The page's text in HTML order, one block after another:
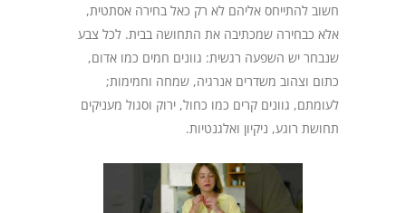
חשוב להתייחס אליהם לא רק כאל בחירה אסתטית,
אלא כבחירה שמכתיבה את התחושה בבית. לכל צבע
שנבחר יש השפעה רגשית: גוונים חמים כמו אדום,
כתום וצהוב משדרים אנרגיה, שמחה וחמימות;
לעומתם, גוונים קרים כמו כחול, ירוק וסגול מעניקים
תחושת רוגע, ניקיון ואלגנטיות.